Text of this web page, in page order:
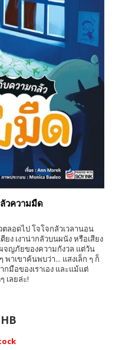
วความมืด
ลอดไป โจโจกลัวเวลานอน
ง เงาน่ากลัวบนผนัง หรือเสียง
จญภัยของความกังวล แต่วัน
าเขาค้นพบว่า... แสงเล็ก ๆ ก็
มือของเราเอง และแม้แต่
เลยล่ะ!